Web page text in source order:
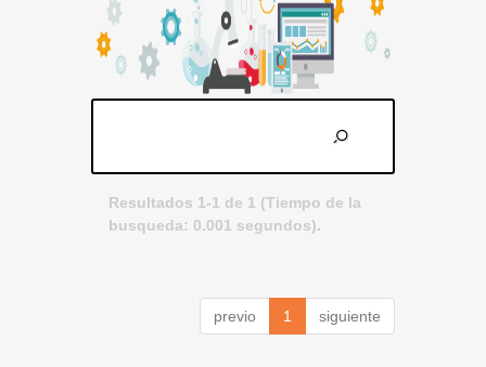
Resultados 1-1 de 1 (Tiempo de la
busqueda: 0.001 segundos).
previo 1 siguiente